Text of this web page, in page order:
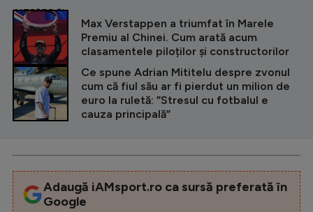
CITEȘTE ȘI
Max Verstappen a triumfat în Marele
Premiu al Chinei. Cum arată acum
clasamentele piloților și constructorilor
Ce spune Adrian Mititelu despre zvonul
cum că fiul său ar fi pierdut un milion de
euro la ruletă: ”Stresul cu fotbalul e
cauza principală”
Adaugă iAMsport.ro ca sursă preferată în
Google